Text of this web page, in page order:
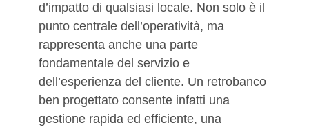
d’impatto di qualsiasi locale. Non solo è il
punto centrale dell’operatività, ma
rappresenta anche una parte
fondamentale del servizio e
dell’esperienza del cliente. Un retrobanco
ben progettato consente infatti una
gestione rapida ed efficiente, una